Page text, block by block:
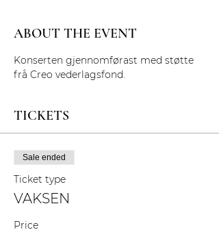
ABOUT THE EVENT
Konserten gjennomførast med støtte
frå Creo vederlagsfond.
TICKETS
Sale ended
Ticket type
VAKSEN
Price